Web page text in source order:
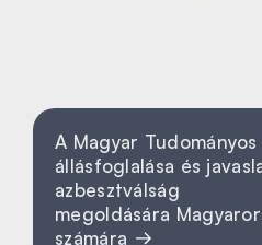
A Magyar Tudományos
állásfoglalása és
azbesztválság
megoldására
számára